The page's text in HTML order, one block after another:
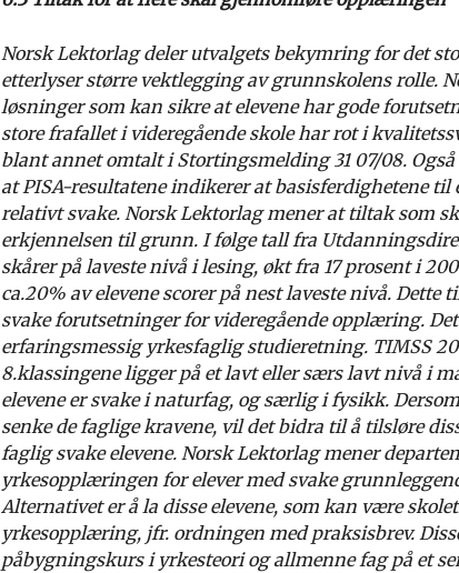
Norsk Lektorlag deler utvalgets bekymring for det
etterlyser større vektlegging av grunnskolens rolle.
løsninger som kan sikre at elevene har gode
store frafallet i videregående skole har rot i
blant annet omtalt i Stortingsmelding 31 07/08.
at PISA-resultatene indikerer at basisferdighetene
relativt svake. Norsk Lektorlag mener at tiltak som
erkjennelsen til grunn. I følge tall fra
skårer på laveste nivå i lesing, økt fra 17 prosent i
ca.20% av elevene scorer på nest laveste nivå.
svake forutsetninger for videregående opplæring.
erfaringsmessig yrkesfaglig studieretning. TIMSS
8.klassingene ligger på et lavt eller særs lavt nivå i
elevene er svake i naturfag, og særlig i fysikk.
senke de faglige kravene, vil det bidra til å tilsløre
faglig svake elevene. Norsk Lektorlag mener
yrkesopplæringen for elever med svake
Alternativet er å la disse elevene, som kan være
yrkesopplæring, jfr. ordningen med praksisbrev.
påbygningskurs i yrkesteori og allmenne fag på et